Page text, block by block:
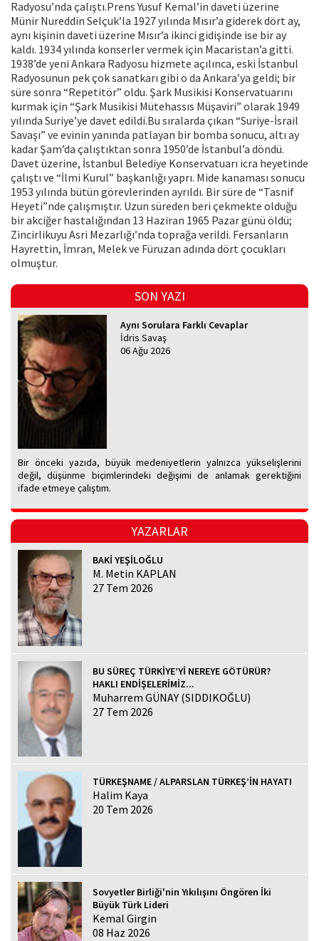
Radyosu’nda çalıştı.Prens Yusuf Kemal’in daveti üzerine
Münir Nureddin Selçuk’la 1927 yılında Mısır’a giderek dört ay,
aynı kişinin daveti üzerine Mısır’a ikinci gidişinde ise bir ay
kaldı. 1934 yılında konserler vermek için Macaristan’a gitti.
1938’de yeni Ankara Radyosu hizmete açılınca, eski İstanbul
Radyosunun pek çok sanatkarı gibi o da Ankara’ya geldi; bir
süre sonra “Repetitör” oldu. Şark Musikisi Konservatuarını
kurmak için “Şark Musikisi Mütehassıs Müşaviri” olarak 1949
yılında Suriye’ye davet edildi.Bu sıralarda çıkan “Suriye-İsrail
Savaşı” ve evinin yanında patlayan bir bomba sonucu, altı ay
kadar Şam’da çalıştıktan sonra 1950’de İstanbul’a döndü.
Davet üzerine, İstanbul Belediye Konservatuarı icra heyetinde
çalıştı ve “İlmi Kurul” başkanlığı yaprı. Mide kanaması sonucu
1953 yılında bütün görevlerinden ayrıldı. Bir süre de “Tasnif
Heyeti”nde çalışmıştır. Uzun süreden beri çekmekte olduğu
bir akciğer hastalığından 13 Haziran 1965 Pazar günü öldü;
Zincirlikuyu Asri Mezarlığı’nda toprağa verildi. Fersanların
Hayrettin, İmran, Melek ve Füruzan adında dört çocukları
olmuştur.
SON YAZI
Aynı Sorulara Farklı Cevaplar
İdris Savaş
06 Ağu 2026
Bir önceki yazıda, büyük medeniyetlerin yalnızca yükselişlerini
değil, düşünme biçimlerindeki değişimi de anlamak gerektiğini
ifade etmeye çalıştım.
YAZARLAR
BAKİ YEŞİLOĞLU
M. Metin KAPLAN
27 Tem 2026
BU SÜREÇ TÜRKİYE’Yİ NEREYE GÖTÜRÜR?
HAKLI ENDİŞELERİMİZ...
Muharrem GÜNAY (SIDDIKOĞLU)
27 Tem 2026
TÜRKEŞNAME / ALPARSLAN TÜRKEŞ’İN HAYATI
Halim Kaya
20 Tem 2026
Sovyetler Birliği'nin Yıkılışını Öngören İki
Büyük Türk Lideri
Kemal Girgin
08 Haz 2026